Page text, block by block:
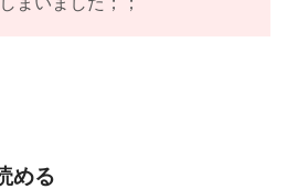
める